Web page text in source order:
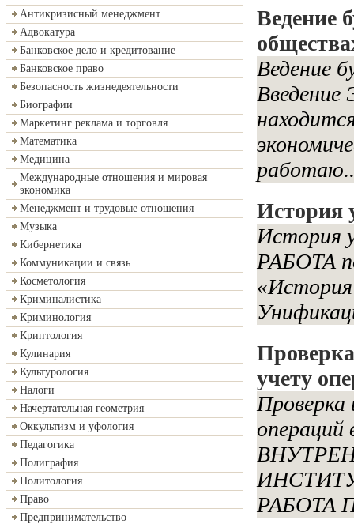
Антикризисный менеджмент
Адвокатура
Банковское дело и кредитование
Банковское право
Безопасность жизнедеятельности
Биографии
Маркетинг реклама и торговля
Математика
Медицина
Международные отношения и мировая
экономика
Менеджмент и трудовые отношения
Музыка
Кибернетика
Коммуникации и связь
Косметология
Криминалистика
Криминология
Криптология
Кулинария
Культурология
Налоги
Начертательная геометрия
Оккультизм и уфология
Педагогика
Полиграфия
Политология
Право
Предпринимательство
Ведение
Ведение
История
История
РАБОТА
учету
Проверка
РАБОТА